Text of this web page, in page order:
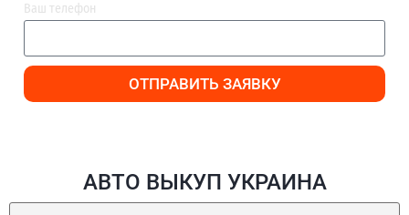
Ваш телефон
ОТПРАВИТЬ ЗАЯВКУ
АВТО ВЫКУП УКРАИНА